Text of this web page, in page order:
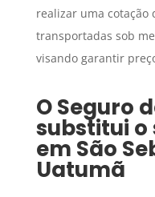
realizar uma cotação
transportadas sob
visando garantir
OSeguro
substitui o
em São
Uatumã